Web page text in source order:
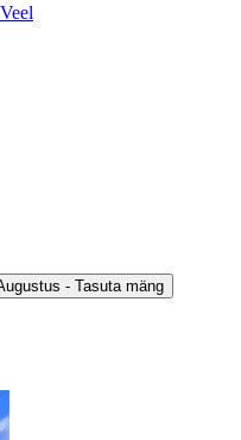
- Tasuta mäng